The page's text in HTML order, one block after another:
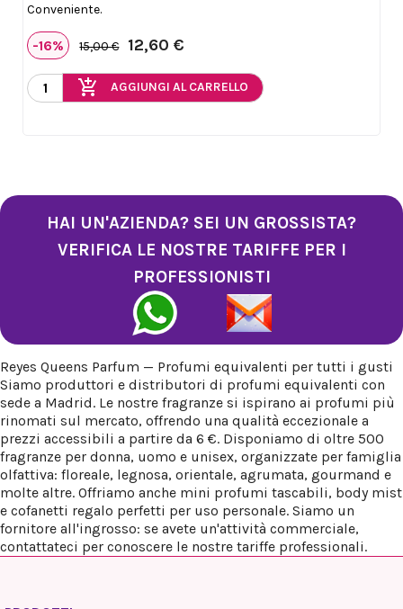
Conveniente.
-16% 15,00 € 12,60 €
add_shopping_cart AGGIUNGI AL CARRELLO
HAI UN'AZIENDA? SEI UN GROSSISTA?
VERIFICA LE NOSTRE TARIFFE PER I
PROFESSIONISTI
Reyes Queens Parfum — Profumi equivalenti per tutti i gusti
Siamo produttori e distributori di profumi equivalenti con
sede a Madrid. Le nostre fragranze si ispirano ai profumi più
rinomati sul mercato, offrendo una qualità eccezionale a
prezzi accessibili a partire da 6 €. Disponiamo di oltre 500
fragranze per donna, uomo e unisex, organizzate per famiglia
olfattiva: floreale, legnosa, orientale, agrumata, gourmand e
molte altre. Offriamo anche mini profumi tascabili, body mist
e cofanetti regalo perfetti per uso personale. Siamo un
fornitore all'ingrosso: se avete un'attività commerciale,
contattateci per conoscere le nostre tariffe professionali.